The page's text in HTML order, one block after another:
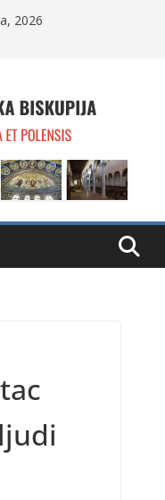
2026